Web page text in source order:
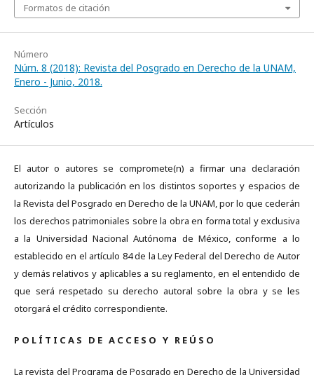
Formatos de citación
Número
Núm. 8 (2018): Revista del Posgrado en Derecho de la UNAM,
Enero - Junio, 2018.
Sección
Artículos
El autor o autores se compromete(n) a firmar una declaración
autorizando la publicación en los distintos soportes y espacios de
la Revista del Posgrado en Derecho de la UNAM, por lo que cederán
los derechos patrimoniales sobre la obra en forma total y exclusiva
a la Universidad Nacional Autónoma de México, conforme a lo
establecido en el artículo 84 de la Ley Federal del Derecho de Autor
y demás relativos y aplicables a su reglamento, en el entendido de
que será respetado su derecho autoral sobre la obra y se les
otorgará el crédito correspondiente.
P O L Í T I C A S D E A C C E S O Y R E Ú S O
La revista del Programa de Posgrado en Derecho de la Universidad